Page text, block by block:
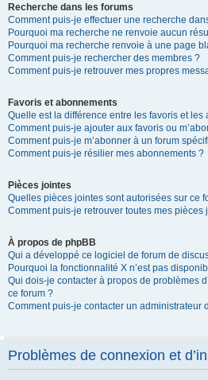
Recherche dans les forums
Comment puis-je effectuer une recherche
Pourquoi ma recherche ne renvoie aucun
Pourquoi ma recherche renvoie à une page
Comment puis-je rechercher des membres ?
Comment puis-je retrouver mes propres
Favoris et abonnements
Quelle est la différence entre les favoris et les
Comment puis-je ajouter aux favoris ou
Comment puis-je m’abonner à un forum
Comment puis-je résilier mes abonnements ?
Pièces jointes
Quelles pièces jointes sont autorisées sur ce
Comment puis-je retrouver toutes mes pièces
À propos de phpBB
Qui a développé ce logiciel de forum de
Pourquoi la fonctionnalité X n’est pas
Qui dois-je contacter à propos de problèmes
ce forum ?
Comment puis-je contacter un administrateur
Problèmes de connexion et